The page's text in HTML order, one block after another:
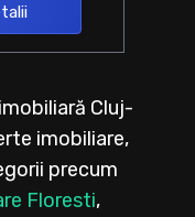
Cluj-
imobiliare,
precum
Floresti,